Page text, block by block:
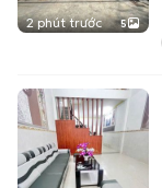
2 phút trước 5